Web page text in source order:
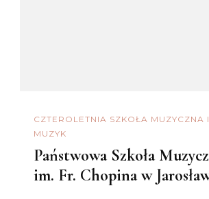
CZTEROLETNIA SZKOŁA MUZYCZNA
MUZYK
Państwowa Szkoła
im. Fr. Chopina w